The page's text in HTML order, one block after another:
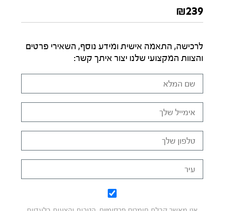
₪239
לרכישה, התאמה אישית ומידע נוסף, השאירי פרטים
והצוות המקצועי שלנו יצור איתך קשר: